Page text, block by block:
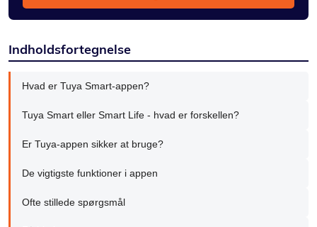
Indholdsfortegnelse
Hvad er Tuya Smart-appen?
Tuya Smart eller Smart Life - hvad er forskellen?
Er Tuya-appen sikker at bruge?
De vigtigste funktioner i appen
Ofte stillede spørgsmål